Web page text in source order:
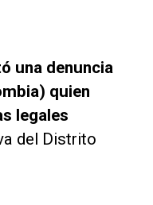
una denuncia
quien
legales
del Distrito